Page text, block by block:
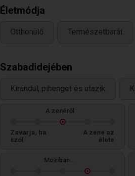
Életmódja
Otthonülő Természetbarát
Szabadidejében
Kirándul, pihenget és utazik
A zenéről
Zavarja, ha
szól
A zene az
élete
Moziban...